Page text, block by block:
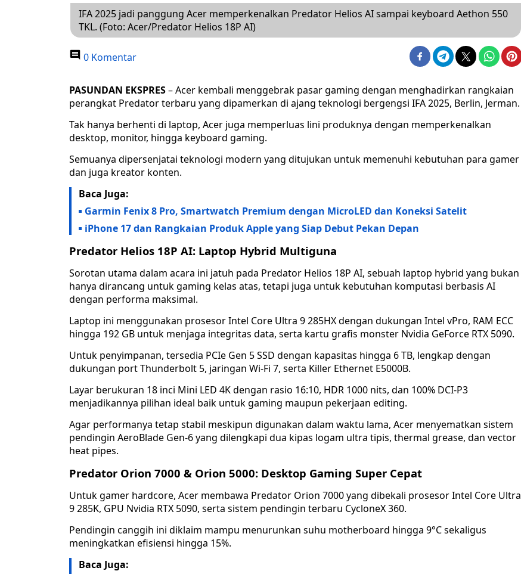
IFA 2025 jadi panggung Acer memperkenalkan Predator Helios AI sampai keyboard Aethon 550
TKL. (Foto: Acer/Predator Helios 18P AI)
0 Komentar
PASUNDAN EKSPRES– Acer kembali menggebrak pasar gaming dengan menghadirkan rangkaian
perangkat Predator terbaru yang dipamerkan di ajang teknologi bergengsi IFA 2025, Berlin, Jerman.
Tak hanya berhenti di laptop, Acer juga memperluas lini produknya dengan memperkenalkan
desktop, monitor, hingga keyboard gaming.
Semuanya dipersenjatai teknologi modern yang ditujukan untuk memenuhi kebutuhan para gamer
dan juga kreator konten.
Baca Juga:
Garmin Fenix 8 Pro, Smartwatch Premium dengan MicroLED dan Koneksi Satelit
iPhone 17 dan Rangkaian Produk Apple yang Siap Debut Pekan Depan
Predator Helios 18P AI: Laptop Hybrid Multiguna
Sorotan utama dalam acara ini jatuh pada Predator Helios 18P AI, sebuah laptop hybrid yang bukan
hanya dirancang untuk gaming kelas atas, tetapi juga untuk kebutuhan komputasi berbasis AI
dengan performa maksimal.
Laptop ini menggunakan prosesor Intel Core Ultra 9 285HX dengan dukungan Intel vPro, RAM ECC
hingga 192 GB untuk menjaga integritas data, serta kartu grafis monster Nvidia GeForce RTX 5090.
Untuk penyimpanan, tersedia PCIe Gen 5 SSD dengan kapasitas hingga 6 TB, lengkap dengan
dukungan port Thunderbolt 5, jaringan Wi-Fi 7, serta Killer Ethernet E5000B.
Layar berukuran 18 inci Mini LED 4K dengan rasio 16:10, HDR 1000 nits, dan 100% DCI-P3
menjadikannya pilihan ideal baik untuk gaming maupun pekerjaan editing.
Agar performanya tetap stabil meskipun digunakan dalam waktu lama, Acer menyematkan sistem
pendingin AeroBlade Gen-6 yang dilengkapi dua kipas logam ultra tipis, thermal grease, dan vector
heat pipes.
Predator Orion 7000 & Orion 5000: Desktop Gaming Super Cepat
Untuk gamer hardcore, Acer membawa Predator Orion 7000 yang dibekali prosesor Intel Core Ultra
9 285K, GPU Nvidia RTX 5090, serta sistem pendingin terbaru CycloneX 360.
Pendingin canggih ini diklaim mampu menurunkan suhu motherboard hingga 9°C sekaligus
meningkatkan efisiensi hingga 15%.
Baca Juga: